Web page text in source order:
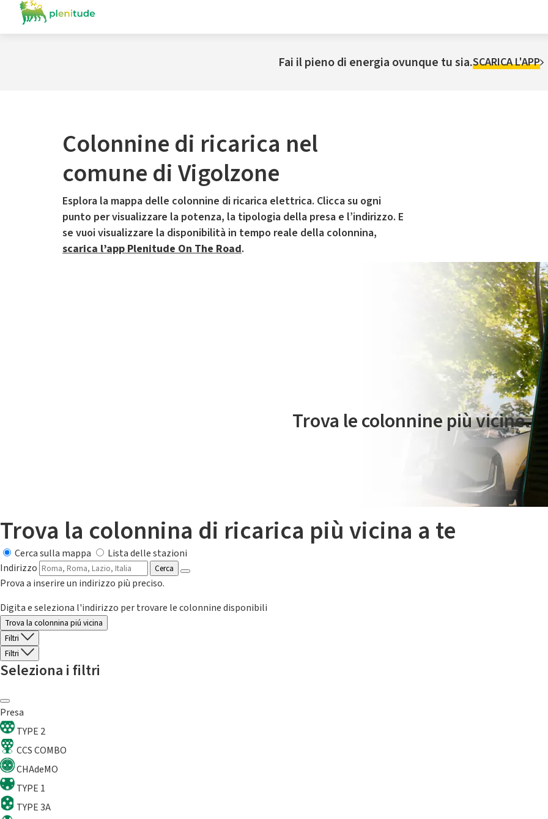
Fai il pieno di energia ovunque tu sia.SCARICA L'APP
Colonnine di ricarica nel
comune di Vigolzone
Esplora la mappa delle colonnine di ricarica elettrica. Clicca su ogni
punto per visualizzare la potenza, la tipologia della presa e l’indirizzo. E
se vuoi visualizzare la disponibilità in tempo reale della colonnina,
scarica l’app Plenitude On The Road.
Il servizio di mobilità elettrica è gestito da Plenitude On The Road
Trova le colonnine più vicine.
Trova la colonnina di ricarica più vicina a te
Cerca sulla mappa
Lista delle stazioni
Indirizzo
Cerca
Prova a inserire un indirizzo più preciso.
Digita e seleziona l'indirizzo per trovare le colonnine disponibili
Trova la colonnina piú vicina
Filtri
Filtri
Seleziona i filtri
Presa
TYPE 2
CCS COMBO
CHAdeMO
TYPE 1
TYPE 3A